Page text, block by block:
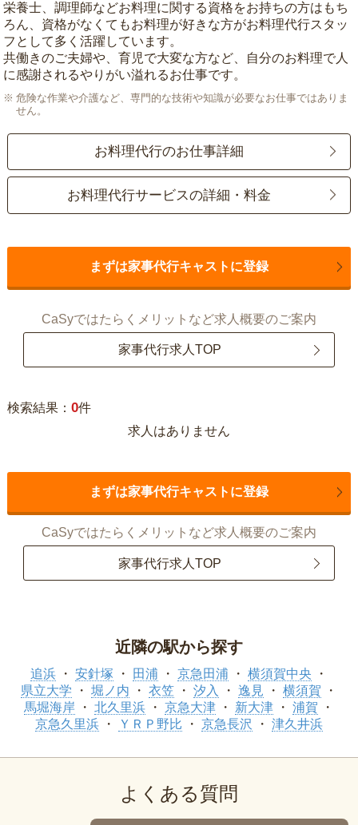
栄養士、調理師などお料理に関する資格をお持ちの方はもち
ろん、資格がなくてもお料理が好きな方がお料理代行スタッ
フとして多く活躍しています。
共働きのご夫婦や、育児で大変な方など、自分のお料理で人
に感謝されるやりがい溢れるお仕事です。
危険な作業や介護など、専門的な技術や知識が必要なお仕事ではありま
せん。
お料理代行のお仕事詳細
お料理代行サービスの詳細・料金
まずは家事代行キャストに登録
CaSyではたらくメリットなど求人概要のご案内
家事代行求人TOP
検索結果： 0件
求人はありません
まずは家事代行キャストに登録
CaSyではたらくメリットなど求人概要のご案内
家事代行求人TOP
近隣の駅から探す
追浜 安針塚 田浦 京急田浦
横須賀中央
県立大学
堀ノ内 衣笠 汐入 逸見
横須賀
馬堀海岸
北久里浜 京急大津 新大津
浦賀
京急久里浜
ＹＲＰ野比 京急長沢 津久井浜
よくある質問